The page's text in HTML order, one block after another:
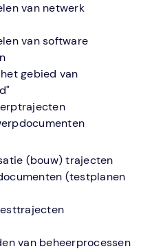
van netwerk
van software
gebied van
(bouw) trajecten
(testplanen
van beheerprocessen